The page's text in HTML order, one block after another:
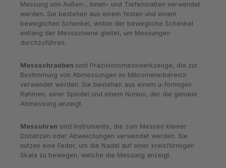
Messung von Außen-, Innen- und Tiefenmaßen verwendet
werden. Sie bestehen aus einem festen und einem
beweglichen Schenkel, wobei der bewegliche Schenkel
entlang der Messschiene gleitet, um Messungen
durchzuführen.
Messschrauben sind Präzisionsmesswerkzeuge, die zur
Bestimmung von Abmessungen im Mikrometerbereich
verwendet werden. Sie bestehen aus einem u-förmigen
Rahmen, einer Spindel und einem Nonius, der die genaue
Abmessung anzeigt.
Messuhren sind Instrumente, die zum Messen kleiner
Distanzen oder Abweichungen verwendet werden. Sie
nutzen eine Feder, um die Nadel auf einer kreisförmigen
Skala zu bewegen, welche die Messung anzeigt.